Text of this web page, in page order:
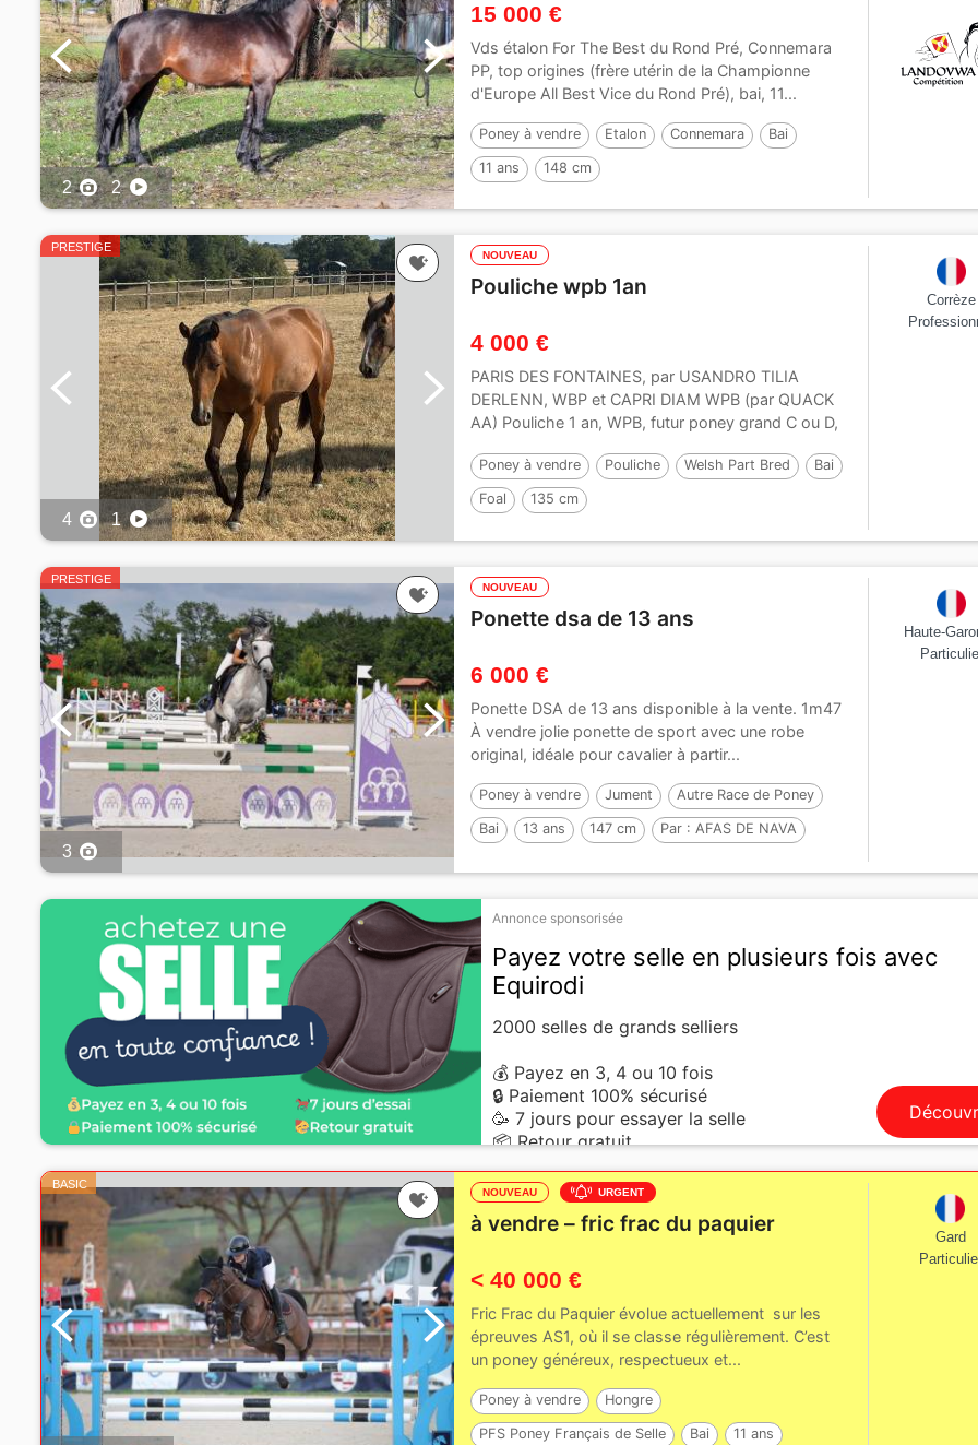
2 2
15 000 €
Vds étalon For The Best du Rond Pré, Connemara
PP, top origines (frère utérin de la Championne
d'Europe All Best Vice du Rond Pré), bai, 11...
Poney à vendre Etalon Connemara Bai
11 ans 148 cm
PRESTIGE
4 1
NOUVEAU
Pouliche wpb 1an
4 000 €
PARIS DES FONTAINES, par USANDRO TILIA
DERLENN, WBP et CAPRI DIAM WPB (par QUACK
AA) Pouliche 1 an, WPB, futur poney grand C ou D,
Poney à vendre Pouliche Welsh Part Bred Bai
Foal 135 cm
Corrèze
PRESTIGE
3
NOUVEAU
Ponette dsa de 13 ans
6 000 €
Ponette DSA de 13 ans disponible à la vente. 1m47
À vendre jolie ponette de sport avec une robe
original, idéale pour cavalier à partir...
Poney à vendre Jument Autre Race de Poney
Bai 13 ans 147 cm Par :AFAS DE NAVA
Haute-
Annonce sponsorisée
Payez votre selle en plusieurs fois avec
Equirodi
2000 selles de grands selliers
💰 Payez en 3, 4 ou 10 fois
🔒 Paiement 100% sécurisé
🥳 7 jours pour essayer la selle
📦 Retour gratuit
BASIC
NOUVEAU URGENT
à vendre – fric frac du paquier
< 40 000 €
Fric Frac du Paquier évolue actuellement sur les
épreuves AS1, où il se classe régulièrement. C’est
un poney généreux, respectueux et...
Poney à vendre Hongre
PFS Poney Français de Selle Bai 11 ans
Gard